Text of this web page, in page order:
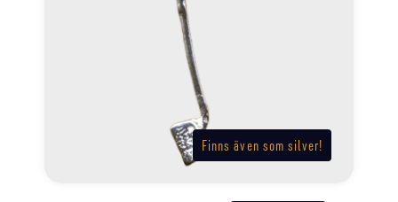
Finns även som silver!